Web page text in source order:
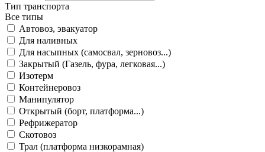
Тип транспорта
Все типы
Автовоз, эвакуатор
Для наливных
Для насыпных (самосвал, зерновоз...)
Закрытый (Газель, фура, легковая...)
Изотерм
Контейнеровоз
Манипулятор
Открытый (борт, платформа...)
Рефрижератор
Скотовоз
Трал (платформа низкорамная)